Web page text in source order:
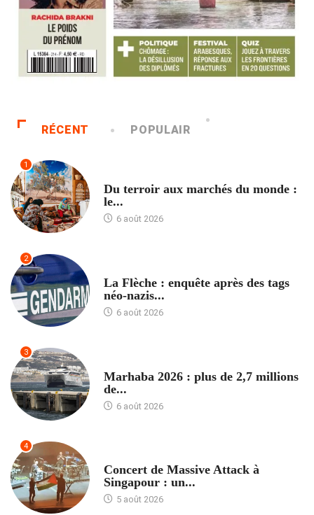
RÉCENT POPULAIR
1
Du terroir aux marchés du monde :
le...
6 août 2026
2
La Flèche : enquête après des tags
néo-nazis...
6 août 2026
3
Marhaba 2026 : plus de 2,7 millions
de...
6 août 2026
4
Concert de Massive Attack à
Singapour : un...
5 août 2026